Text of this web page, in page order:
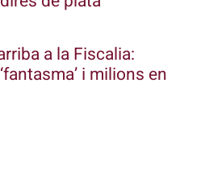
a la Fiscalia:
i milions en